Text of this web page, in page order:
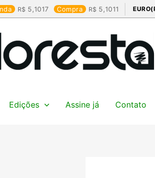
5,1017 Compra 5,1011
Edições Assine já Contato